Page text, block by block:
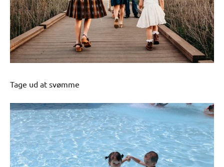
Tage ud at svømme